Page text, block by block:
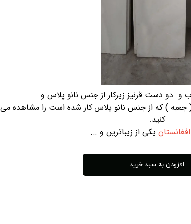
و دو دست قرنیز زیرکار از جنس نانو پلاس و
) که از جنس نانو پلاس کار شده است را مشاهده می
کنید.
یکی از زیباترین و ...
افزودن به سبد خرید